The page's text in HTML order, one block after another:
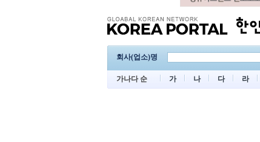
회사(업소)명
가나다 순 가 나 다 라